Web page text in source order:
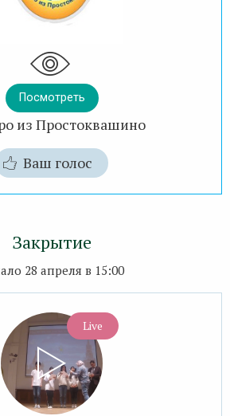
Посмотреть
из Простоквашино
Ваш голос
Закрытие
28 апреля в 15:00
Live